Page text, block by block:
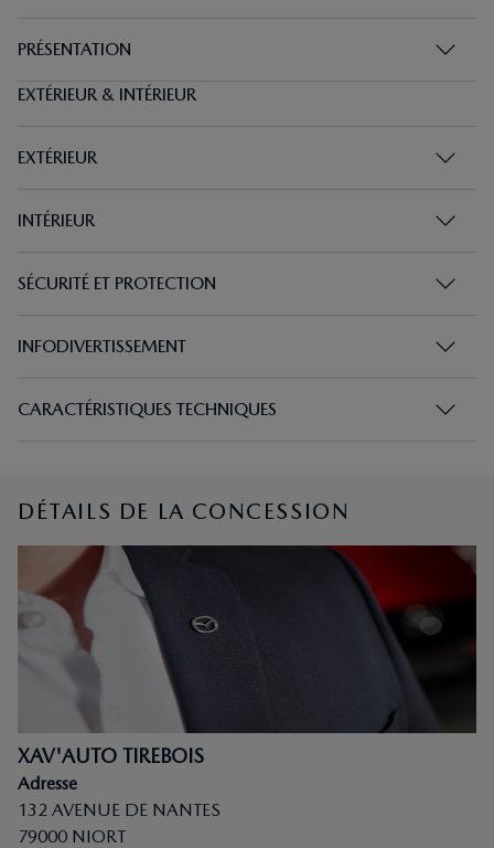
PRÉSENTATION
EXTÉRIEUR & INTÉRIEUR
EXTÉRIEUR
INTÉRIEUR
SÉCURITÉ ET PROTECTION
INFODIVERTISSEMENT
CARACTÉRISTIQUES TECHNIQUES
DÉTAILS DE LA CONCESSION
XAV'AUTO TIREBOIS
Adresse
132 AVENUE DE NANTES
79000 NIORT